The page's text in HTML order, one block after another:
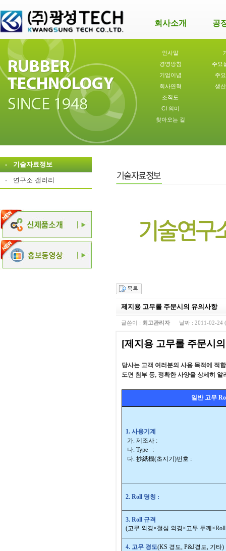
회사소개 공
인사말
경영방침
기업이념
회사연혁
조직도
CI 의미
찾아오는 길
주요
주
생
- 기술자료정보
- 연구소 갤러리
제지용 고무롤 주문시의 유의사항
글쓴이 : 최고관리자 날짜 : 2011-02-24
[제지용 고무롤 주문시
당사는 고객 여러분의 사용 목적에 적
도면 첨부 등, 정확한 사양을 상세히 알
일반 고무
1.사용기계
가.제조사 :
나. Type
:
다.抄紙機(초지기)번호 :
2. Roll 명칭 :
3. Roll 규격
(고무 외경×철심 외경×고무 두께×
4. 고무 경도(KS 경도, P&J경도, 기타)